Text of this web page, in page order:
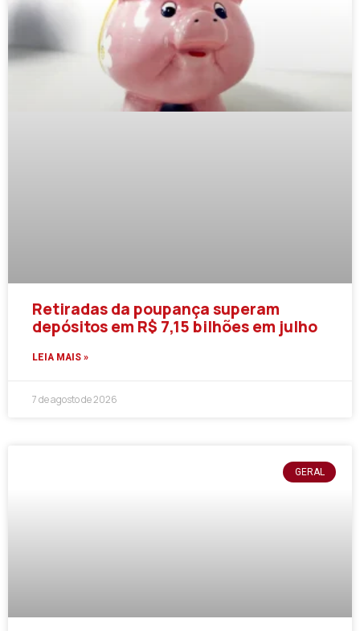
Retiradas da poupança superam
depósitos em R$ 7,15 bilhões em julho
LEIA MAIS »
7 de agosto de 2026
GERAL